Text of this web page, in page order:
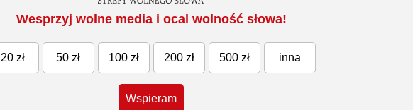
Wesprzyj wolne media i ocal wolność słowa!
20 zł 50 zł 100 zł 200 zł 500 zł inna
Wspieram